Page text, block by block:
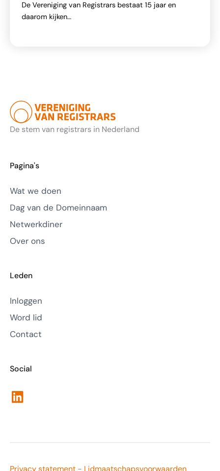
De Vereniging van Registrars bestaat 15 jaar en
daarom kijken…
De stem van registrars in Nederland
Pagina's
Wat we doen
Dag van de Domeinnaam
Netwerkdiner
Over ons
Leden
Inloggen
Word lid
Contact
Social
LinkedIn
Privacy statement - Lidmaatschapsvoorwaarden